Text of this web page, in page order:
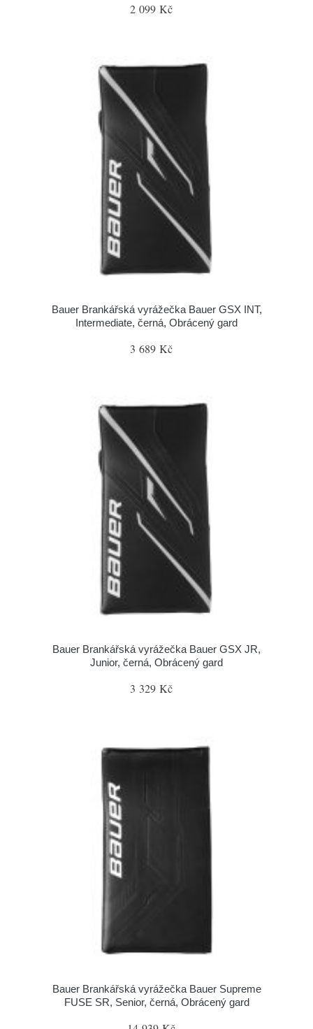
2 099 Kč
Bauer Brankářská vyrážečka Bauer GSX INT,
Intermediate, černá, Obrácený gard
3 689 Kč
Bauer Brankářská vyrážečka Bauer GSX JR,
Junior, černá, Obrácený gard
3 329 Kč
Bauer Brankářská vyrážečka Bauer Supreme
FUSE SR, Senior, černá, Obrácený gard